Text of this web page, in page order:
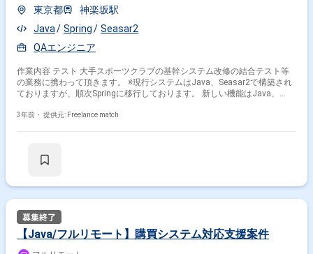
東京都
神楽坂駅
Java
Spring
Seasar2
QAエンジニア
作業内容 テスト 大手スポーツクラブの基幹システム改修の結合テスト等
の業務に携わって頂きます。 ※現行システムはJava、Seasar2で構築され
ておりますが、順次Springに移行しております。 新しい機能はJava、
3年前・ 提供元: Freelance match
【Java/フルリモート】購買システム対応支援案件